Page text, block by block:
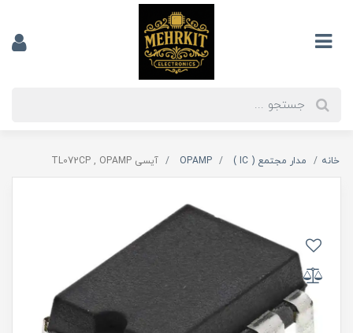
خانه مدار مجتمع ( IC ) OPAMP آیسی TL072CP , OPAMP